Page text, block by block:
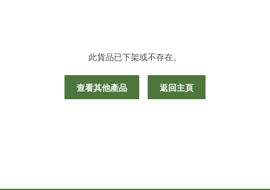
此貨品已下架或不存在。
查看其他產品 返回主頁